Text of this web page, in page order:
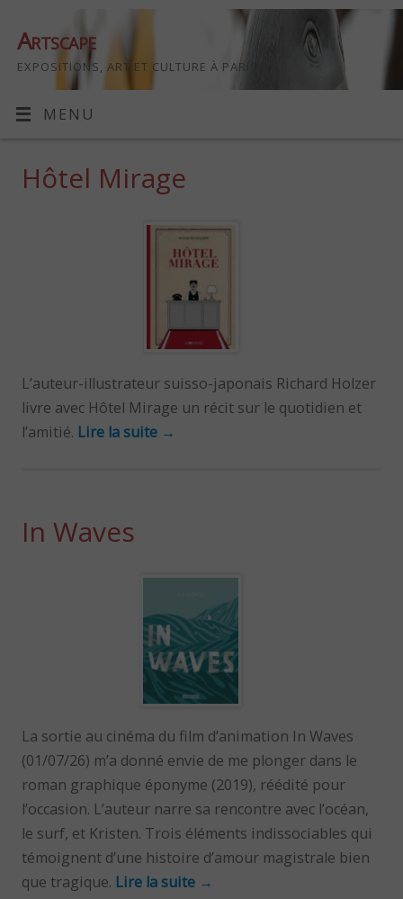
Artscape
EXPOSITIONS, ART ET CULTURE À PARIS
MENU
Hôtel Mirage
L’auteur-illustrateur suisso-japonais Richard Holzer
livre avec Hôtel Mirage un récit sur le quotidien et
l’amitié. Lire la suite →
In Waves
La sortie au cinéma du film d’animation In Waves
(01/07/26) m’a donné envie de me plonger dans le
roman graphique éponyme (2019), réédité pour
l’occasion. L’auteur narre sa rencontre avec l’océan,
le surf, et Kristen. Trois éléments indissociables qui
témoignent d’une histoire d’amour magistrale bien
que tragique. Lire la suite →